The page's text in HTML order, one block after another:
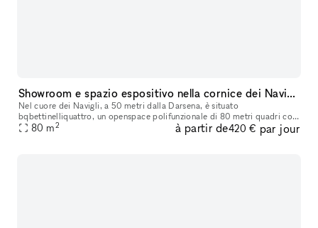
Showroom e spazio espositivo nella cornice dei Navigli di Milano
Nel cuore dei Navigli, a 50 metri dalla Darsena, è situato
bqbettinelliquattro, un openspace polifunzionale di 80 metri quadri con
accesso diretto su strada ideale ad uso showroom per piccoli o brevi
80 m2 à partir de420 € par jour